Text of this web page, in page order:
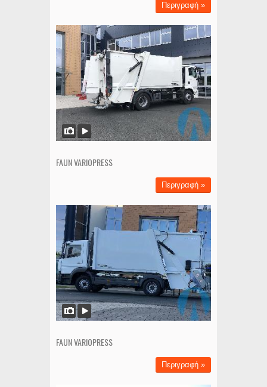
Περιγραφή »
FAUN VARIOPRESS
Περιγραφή »
FAUN VARIOPRESS
Περιγραφή »